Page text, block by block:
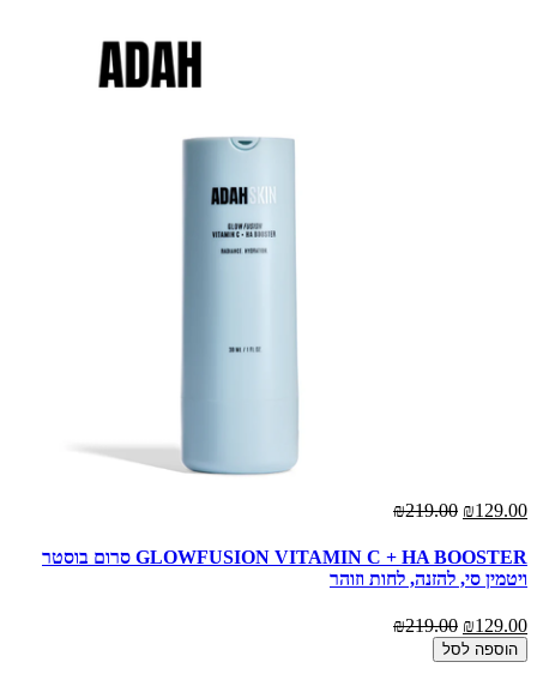
₪129.00
₪219.00
GLOWFUSION VITAMIN C + HA BOOSTER סרום בוסטר
ויטמין סי, להזנה, לחות וזוהר
₪129.00
₪219.00
הוספה לסל